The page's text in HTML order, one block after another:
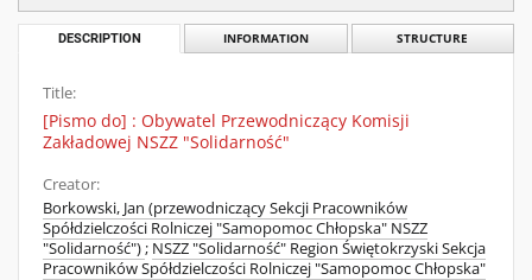
DESCRIPTION INFORMATION STRUCTURE
Title:
[Pismo do] : Obywatel Przewodniczący Komisji
Zakładowej NSZZ "Solidarność"
Creator:
Borkowski, Jan (przewodniczący Sekcji Pracowników
Spółdzielczości Rolniczej "Samopomoc Chłopska" NSZZ
"Solidarność"); NSZZ "Solidarność" Region Świętokrzyski Sekcja
Pracowników Spółdzielczości Rolniczej "Samopomoc Chłopska"